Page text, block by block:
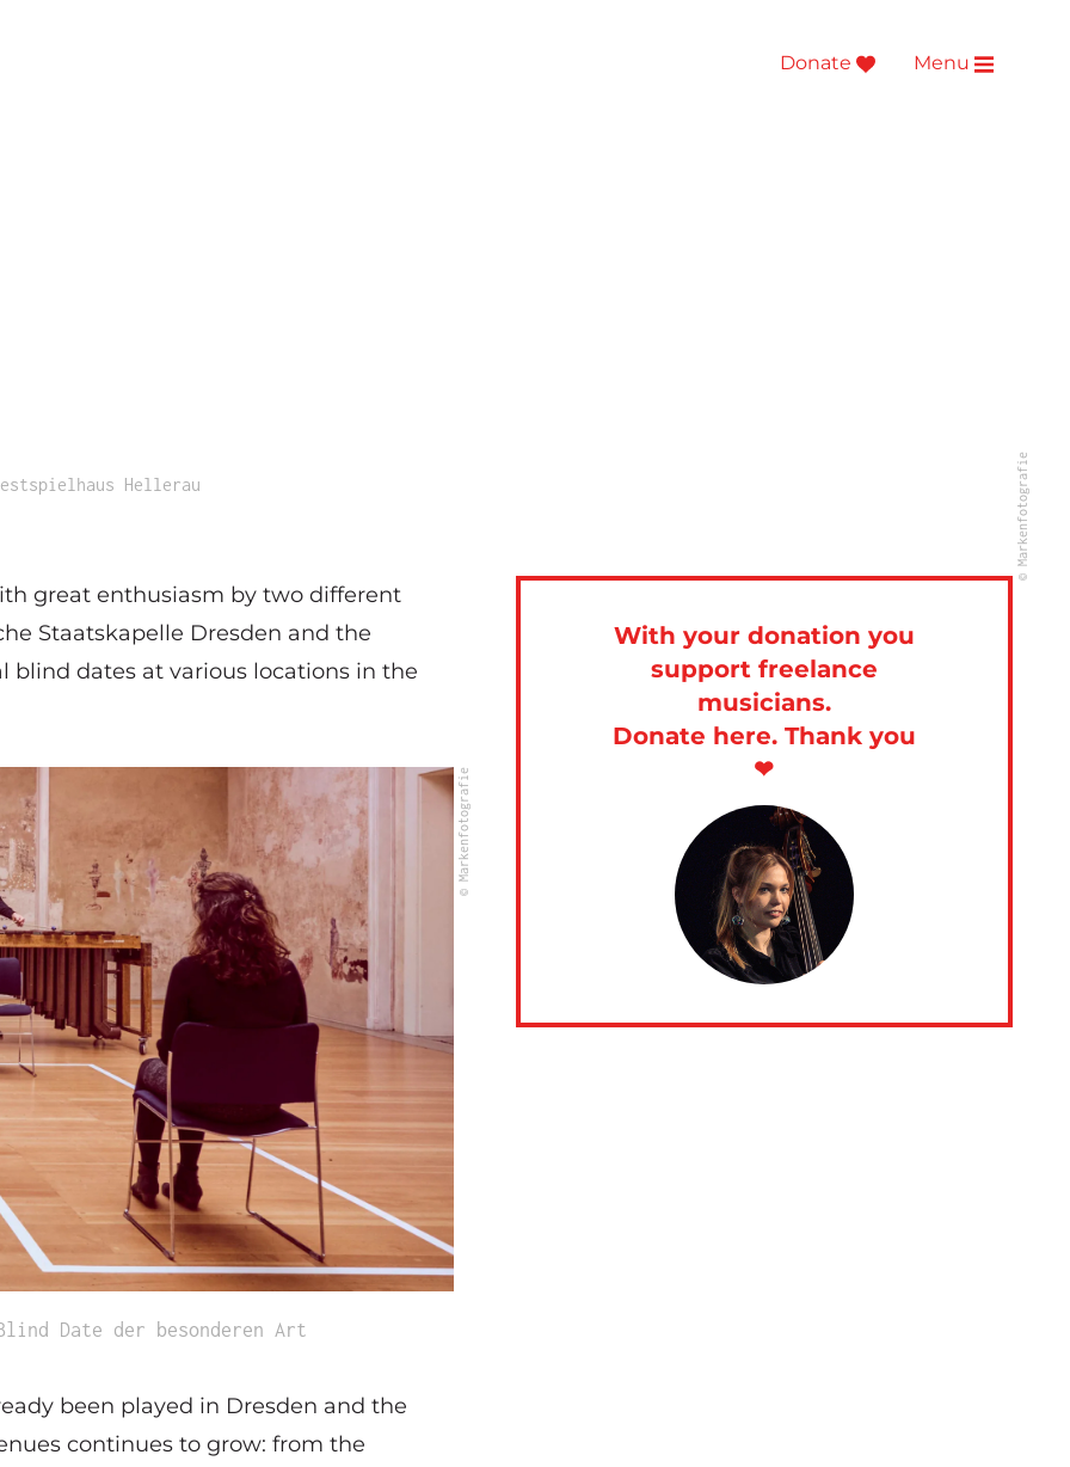
Donate Menu
Hellerau © Markenfotografie
great enthusiasm by two different
Staatskapelle Dresden and the
dates at various locations in the
Date der besonderen Art
© Markenfotografie
been played in Dresden and the
continues to grow: from the
With your donation you
support freelance
musicians.
Donate here. Thank you
❤